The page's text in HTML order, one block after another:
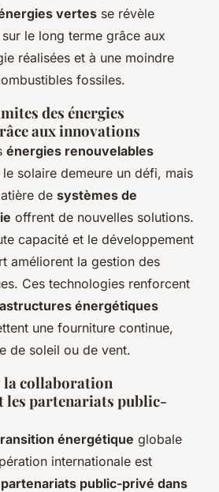
vertes se révèle
le long terme grâce aux
réalisées et à une moindre
fossiles.
des énergies
aux innovations
énergies renouvelables
le solaire demeure un défi, mais
de systèmes de
offrent de nouvelles solutions.
capacité et le développement
améliorent la gestion des
Ces technologies renforcent
énergétiques
une fourniture continue,
de soleil ou de vent.
la collaboration
les partenariats public-
énergétique globale
internationale est
partenariats public-privé dans